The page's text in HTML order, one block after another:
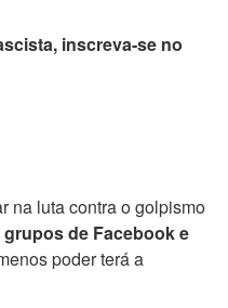
inscreva-se no
na luta contra o golpismo
de Facebook e
poder terá a